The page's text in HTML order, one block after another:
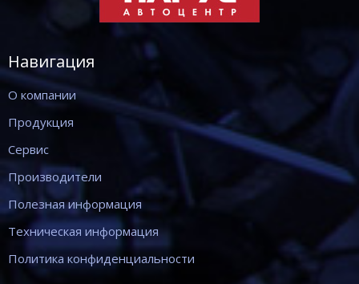
Навигация
О компании
Продукция
Сервис
Производители
Полезная информация
Техническая информация
Политика конфиденциальности